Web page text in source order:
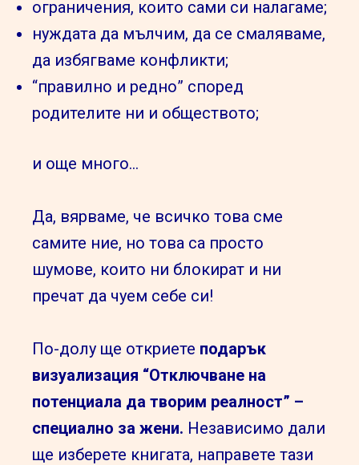
ограничения, които сами си налагаме;
нуждата да мълчим, да се смаляваме,
да избягваме конфликти;
“правилно и редно” според
родителите ни и обществото;
и още много…
Да, вярваме, че всичко това сме
самите ние, но това са просто
шумове, които ни блокират и ни
пречат да чуем себе си!
По-долу ще откриете подарък
визуализация “Отключване на
потенциала да творим реалност” –
специално за жени. Независимо дали
ще изберете книгата, направете тази